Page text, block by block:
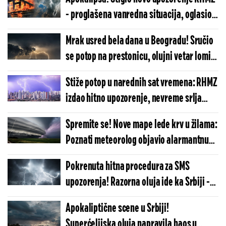
- proglašena vanredna situacija, oglasio
se Dačić (FOTO/VIDEO)
Mrak usred bela dana u Beogradu! Sručio
se potop na prestonicu, olujni vetar lomi
sve, nevreme već protutnjalo kroz ove
delove
Stiže potop u narednih sat vremena: RHMZ
izdao hitno upozorenje, nevreme srlja
direktno u ove delove Srbije
Spremite se! Nove mape lede krv u žilama:
Poznati meteorolog objavio alarmantnu
prognozu - Ovaj deo Srbije na udaru jake
oluje (MAPE)
Pokrenuta hitna procedura za SMS
upozorenja! Razorna oluja ide ka Srbiji -
Oglasio se RHMZ: Ovaj sat ćemo pamtiti
(MAPA)
Apokaliptične scene u Srbiji!